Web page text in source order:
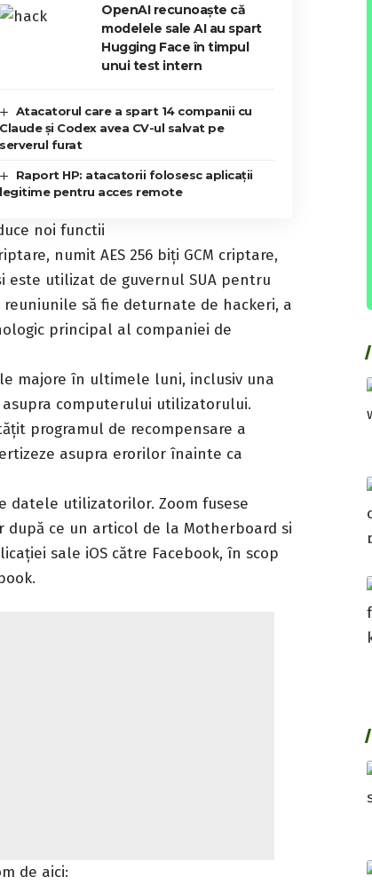
OpenAI recunoaște că
modelele sale AI au spart
Hugging Face în timpul
unui test intern
Atacatorul care a spart 14 companii cu
Claude și Codex avea CV-ul salvat pe
serverul furat
Raport HP: atacatorii folosesc aplicații
legitime pentru acces remote
numit AES 256 biți GCM criptare,
este utilizat de guvernul SUA pentru
să fie deturnate de hackeri, a
principal al companiei de
majore în ultimele luni, inclusiv una
computerului utilizatorului.
programul de recompensare a
asupra erorilor înainte ca
datele utilizatorilor. Zoom fusese
ce un articol de la Motherboard si
sale iOS către Facebook, în scop
de aici: